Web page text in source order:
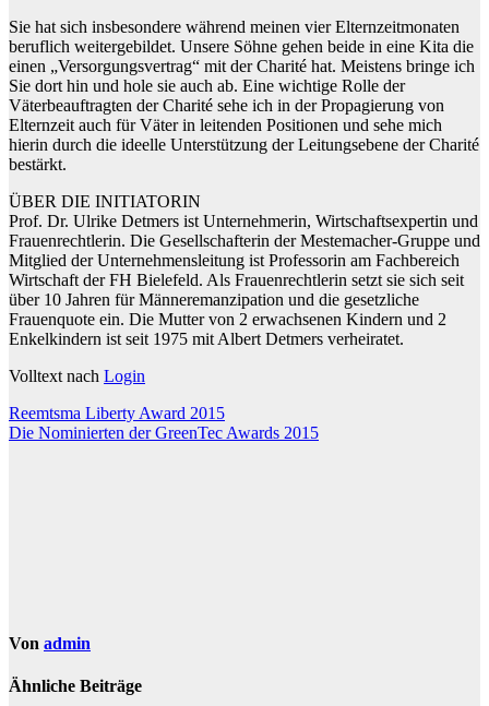
Sie hat sich insbesondere während meinen vier Elternzeitmonaten
beruflich weitergebildet. Unsere Söhne gehen beide in eine Kita die
einen „Versorgungsvertrag“ mit der Charité hat. Meistens bringe ich
Sie dort hin und hole sie auch ab. Eine wichtige Rolle der
Väterbeauftragten der Charité sehe ich in der Propagierung von
Elternzeit auch für Väter in leitenden Positionen und sehe mich
hierin durch die ideelle Unterstützung der Leitungsebene der Charité
bestärkt.
ÜBER DIE INITIATORIN
Prof. Dr. Ulrike Detmers ist Unternehmerin, Wirtschaftsexpertin und
Frauenrechtlerin. Die Gesellschafterin der Mestemacher-Gruppe und
Mitglied der Unternehmensleitung ist Professorin am Fachbereich
Wirtschaft der FH Bielefeld. Als Frauenrechtlerin setzt sie sich seit
über 10 Jahren für Männeremanzipation und die gesetzliche
Frauenquote ein. Die Mutter von 2 erwachsenen Kindern und 2
Enkelkindern ist seit 1975 mit Albert Detmers verheiratet.
Volltext nach Login
Beitragsnavigation
Reemtsma Liberty Award 2015
Die Nominierten der GreenTec Awards 2015
Von admin
Ähnliche Beiträge